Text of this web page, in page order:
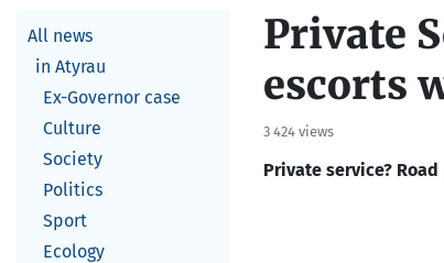
All news
in Atyrau
Ex-Governor case
Culture
Society
Politics
Sport
Ecology
Private
escorts
3 424 views
Private service?